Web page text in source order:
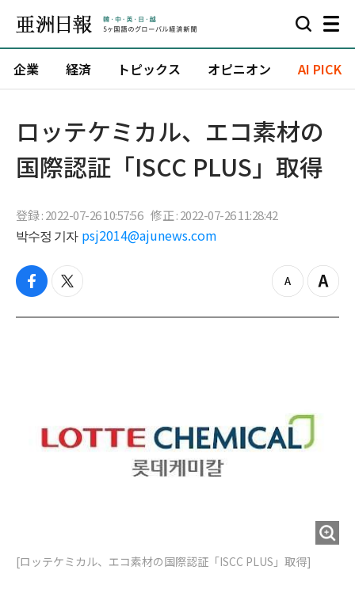
企業 経済 トピックス オピニオン AI PICK
ロッテケミカル、エコ素材の
国際認証「ISCC PLUS」取得
登録 : 2022-07-26 10:57:56 修正 : 2022-07-26 11:28:42
박수정 기자 psj2014@ajunews.com
f
c
t
i
z
o
Z
o
[ロッテケミカル、エコ素材の国際認証「ISCC PLUS」取得]